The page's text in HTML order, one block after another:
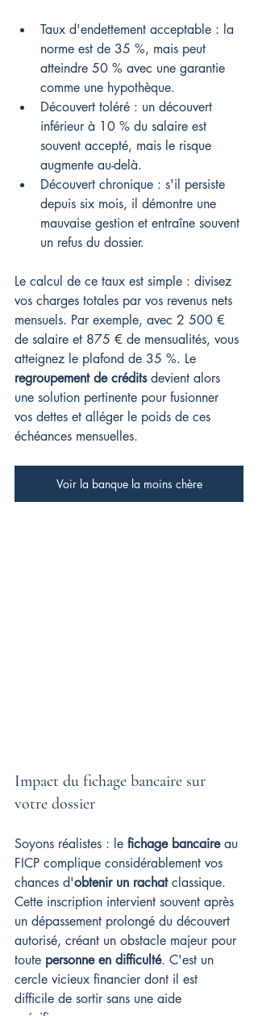
Taux d'endettement acceptable : la
norme est de 35 %, mais peut
atteindre 50 % avec une garantie
comme une hypothèque.
Découvert toléré : un découvert
inférieur à 10 % du salaire est
souvent accepté, mais le risque
augmente au-delà.
Découvert chronique : s'il persiste
depuis six mois, il démontre une
mauvaise gestion et entraîne souvent
un refus du dossier.
Le calcul de ce taux est simple : divisez
vos charges totales par vos revenus nets
mensuels. Par exemple, avec 2 500 €
de salaire et 875 € de mensualités, vous
atteignez le plafond de 35 %. Le
regroupement de crédits devient alors
une solution pertinente pour fusionner
vos dettes et alléger le poids de ces
échéances mensuelles.
Voir la banque la moins chère
Impact du fichage bancaire sur
votre dossier
Soyons réalistes : le fichage bancaire au
FICP complique considérablement vos
chances d'obtenir un rachat classique.
Cette inscription intervient souvent après
un dépassement prolongé du découvert
autorisé, créant un obstacle majeur pour
toute personne en difficulté. C'est un
cercle vicieux financier dont il est
difficile de sortir sans une aide